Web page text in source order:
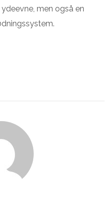
men også en